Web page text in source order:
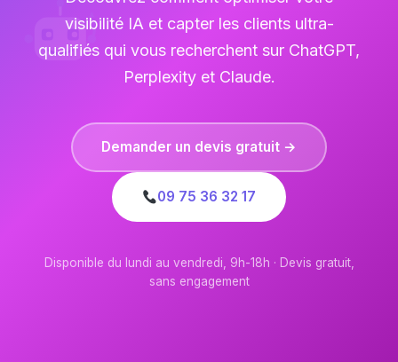
visibilité IA et capter les clients ultra-
qualifiés qui vous recherchent sur ChatGPT,
Perplexity et Claude.
Demander un devis gratuit →
09 75 36 32 17
Disponible du lundi au vendredi, 9h-18h · Devis gratuit,
sans engagement